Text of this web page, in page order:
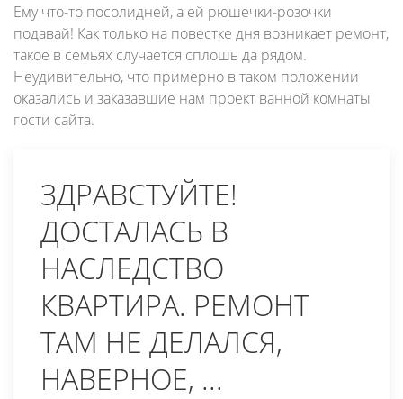
Ему что-то посолидней, а ей рюшечки-розочки
подавай! Как только на повестке дня возникает ремонт,
такое в семьях случается сплошь да рядом.
Неудивительно, что примерно в таком положении
оказались и заказавшие нам проект ванной комнаты
гости сайта.
ЗДРАВСТУЙТЕ!
ДОСТАЛАСЬ В
НАСЛЕДСТВО
КВАРТИРА. РЕМОНТ
ТАМ НЕ ДЕЛАЛСЯ,
НАВЕРНОЕ, ...